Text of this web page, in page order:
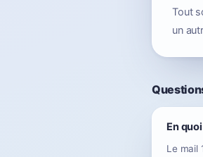
Tout
un
En
Le mail